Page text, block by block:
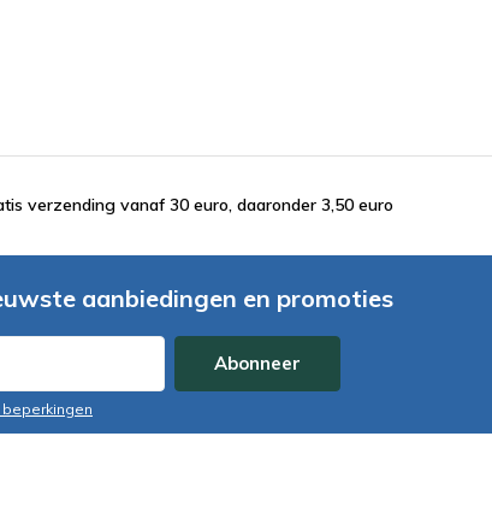
verzending vanaf 30 euro, daaronder 3,50 euro
aanbiedingen en promoties
Abonneer